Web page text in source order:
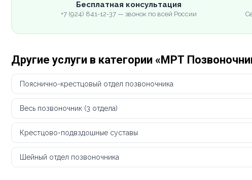
Бесплатная консультация
+7 (924) 841-12-37 — звонок по всей России
Другие услуги в категории «МРТ
Пояснично-крестцовый отдел позвоночника
Весь позвоночник (3 отдела)
Крестцово-подвздошные суставы
Шейный отдел позвоночника